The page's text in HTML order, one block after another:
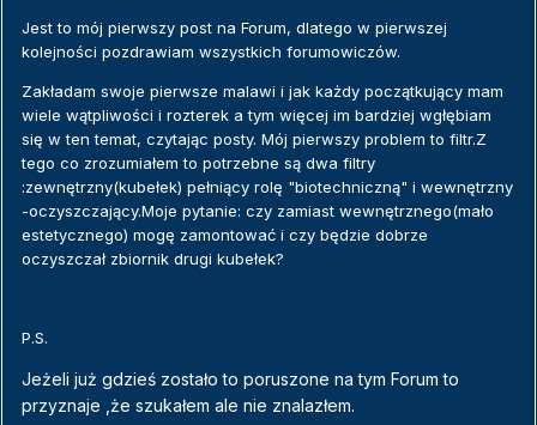
Jest to mój pierwszy post na Forum, dlatego w pierwszej
kolejności pozdrawiam wszystkich forumowiczów.
Zakładam swoje pierwsze malawi i jak każdy początkujący mam
wiele wątpliwości i rozterek a tym więcej im bardziej wgłębiam
się w ten temat, czytając posty. Mój pierwszy problem to filtr.Z
tego co zrozumiałem to potrzebne są dwa filtry
:zewnętrzny(kubełek) pełniący rolę "biotechniczną" i wewnętrzny
-oczyszczający.Moje pytanie: czy zamiast wewnętrznego(mało
estetycznego) mogę zamontować i czy będzie dobrze
oczyszczał zbiornik drugi kubełek?
P.S.
Jeżeli już gdzieś zostało to poruszone na tym Forum to
przyznaje ,że szukałem ale nie znalazłem.